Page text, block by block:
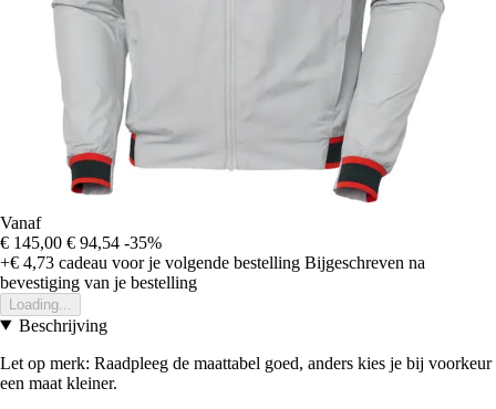
Vanaf
€ 145,00 € 94,54 -35%
+€ 4,73 cadeau voor je volgende bestelling Bijgeschreven na
bevestiging van je bestelling
Loading...
Beschrijving
Let op merk: Raadpleeg de maattabel goed, anders kies je bij voorkeur
een maat kleiner.